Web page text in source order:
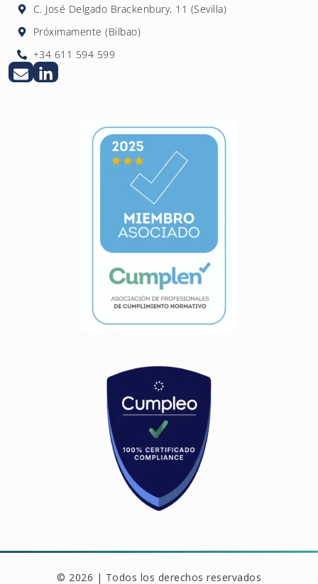
C. José Delgado Brackenbury, 11 (Sevilla)
Próximamente (Bilbao)
+34 611 594 599
© 2026 | Todos los derechos reservados